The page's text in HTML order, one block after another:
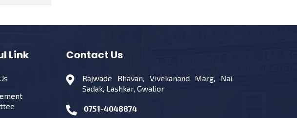
Link Contact Us
Rajwade Bhavan, Vivekanand Marg, Nai
Sadak, Lashkar, Gwalior
0751-4048874